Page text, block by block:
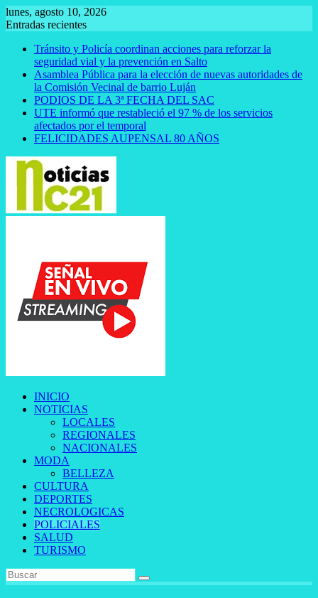
Saltar
al
lunes, agosto 10, 2026
Entradas recientes
Tránsito y Policía coordinan acciones para reforzar la
seguridad vial y la prevención en Salto
Asamblea Pública para la elección de nuevas autoridades de
la Comisión Vecinal de barrio Luján
PODIOS DE LA 3ª FECHA DEL SAC
UTE informó que restableció el 97 % de los servicios
afectados por el temporal
FELICIDADES AUPENSAL 80 AÑOS
INICIO
NOTICIAS
LOCALES
REGIONALES
NACIONALES
MODA
BELLEZA
CULTURA
DEPORTES
NECROLOGICAS
POLICIALES
SALUD
TURISMO